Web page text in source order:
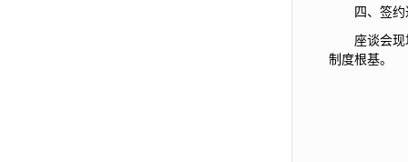
四、签
座谈会
制度根基。